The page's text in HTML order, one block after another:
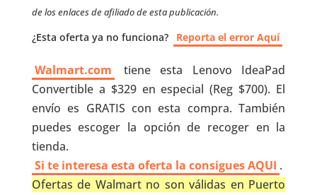
de los enlaces de afiliado de esta publicación.
¿Esta oferta ya no funciona? Reporta el error Aquí
Walmart.com
tiene esta Lenovo IdeaPad
Convertible a $329 en especial (Reg $700). El
envío es GRATIS con esta compra. También
puedes escoger la opción de recoger en la
tienda.
Si te interesa esta oferta la consigues AQUI .
Ofertas de Walmart no son válidas en Puerto